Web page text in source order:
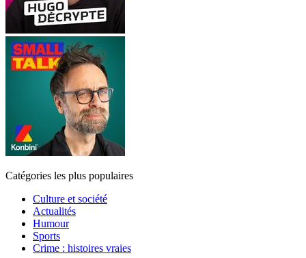
Catégories les plus populaires
Culture et société
Actualités
Humour
Sports
Crime : histoires vraies